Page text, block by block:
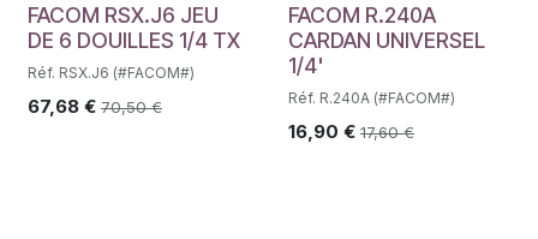
FACOM RSX.J6 JEU
DE 6 DOUILLES 1/4 TX
Réf. RSX.J6 (#FACOM#)
67,68 € 70,50€
FACOM R.240A
CARDAN UNIVERSEL
1/4'
Réf. R.240A (#FACOM#)
16,90 € 17,60€